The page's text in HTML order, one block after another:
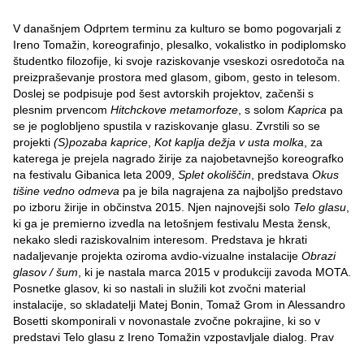
V današnjem Odprtem terminu za kulturo se bomo pogovarjali z
Ireno Tomažin, koreografinjo, plesalko, vokalistko in podiplomsko
študentko filozofije, ki svoje raziskovanje vseskozi osredotoča na
preizpraševanje prostora med glasom, gibom, gesto in telesom.
Doslej se podpisuje pod šest avtorskih projektov, začenši s
plesnim prvencom Hitchckove metamorfoze , s solom Kaprica pa
se je poglobljeno spustila v raziskovanje glasu. Zvrstili so se
projekti (S)pozaba kaprice Kot kaplja dežja v usta molka , za
katerega je prejela nagrado žirije za najobetavnejšo koreografko
na festivalu Gibanica leta 2009, Splet okoliščin , predstava Okus
tišine vedno odmeva pa je bila nagrajena za najboljšo predstavo
po izboru žirije in občinstva 2015. Njen najnovejši solo Telo glasu
ki ga je premierno izvedla na letošnjem festivalu Mesta žensk,
nekako sledi raziskovalnim interesom. Predstava je hkrati
nadaljevanje projekta oziroma avdio-vizualne instalacije Obrazi
glasov / šum , ki je nastala marca 2015 v produkciji zavoda MOTA.
Posnetke glasov, ki so nastali in služili kot zvočni material
instalacije, so skladatelji Matej Bonin, Tomaž Grom in Alessandro
Bosetti skomponirali v novonastale zvočne pokrajine, ki so v
predstavi Telo glasu z Ireno Tomažin vzpostavljale dialog. Prav